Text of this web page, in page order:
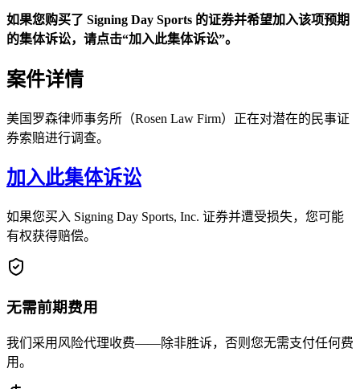
如果您购买了 Signing Day Sports 的证券并希望加入该项预期
的集体诉讼，请点击“加入此集体诉讼”。
案件详情
美国罗森律师事务所（Rosen Law Firm）正在对潜在的民事证
券索赔进行调查。
加入此集体诉讼
如果您买入 Signing Day Sports, Inc. 证券并遭受损失，您可能
有权获得赔偿。
无需前期费用
我们采用风险代理收费——除非胜诉，否则您无需支付任何费
用。